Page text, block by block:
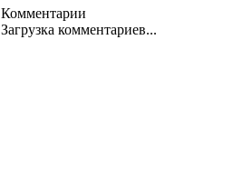
Комментарии
Загрузка комментариев...